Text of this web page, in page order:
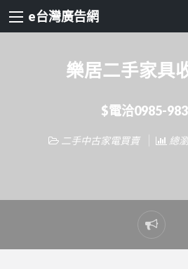
e台灣廣告網
樂居二手家具
$電洽0985-
二手中古家電買賣 總
Report